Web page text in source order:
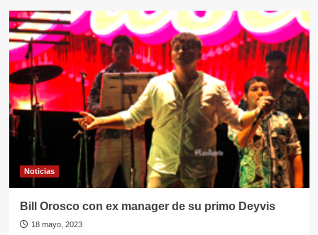
Los
Capos
felices
con
su
manager
en
Perú:
Hermógenes
Huamán
Noticias
Bill Orosco con ex manager de su primo Deyvis
18 mayo, 2023